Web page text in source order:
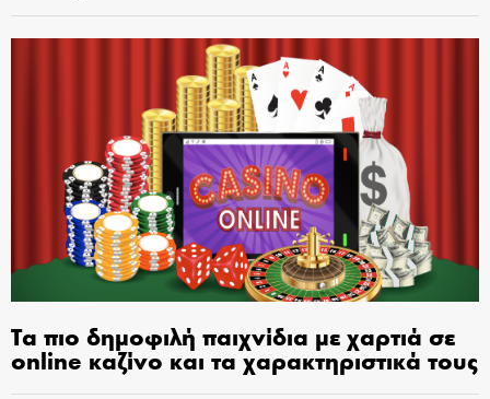
Τα πιο δημοφιλή παιχνίδια με χαρτιά σε
online καζίνο και τα χαρακτηριστικά τους